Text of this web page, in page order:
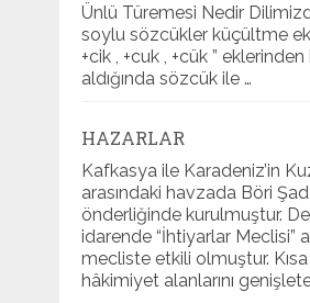
Ünlü Türemesi Nedir
soylu sözcükler küçültme eki
+cik , +cuk , +cük ”
aldığında sözcük ile …
HAZARLAR
Kafkasya ile Karadeniz’in
arasındaki havzada Böri Şad
önderliğinde kurulmuştur.
idarende “İhtiyarlar Meclisi”
mecliste etkili olmuştur.
hâkimiyet alanlarını